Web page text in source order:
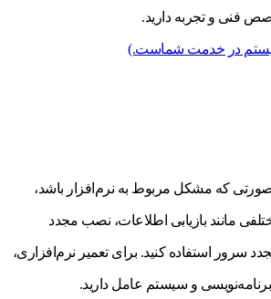
فنی و تجربه دارید.
در خدمت شماست.)
که مشکل مربوط به نرم‌افزار باشد،
مانند بازیابی اطلاعات، نصب مجدد
سرور استفاده کنید. برای تعمیر نرم‌افزاری،
و سیستم عامل دارید.